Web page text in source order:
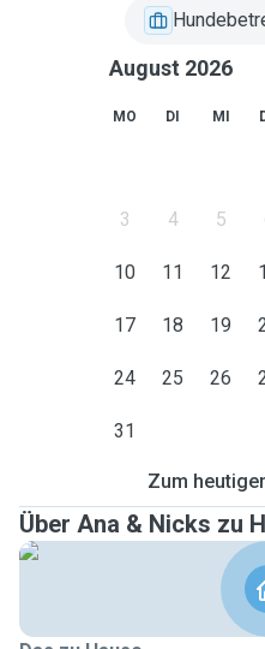
August 2026
MO DI MI
3 4 5
10 11 12
17 18 19
24 25 26
31
Zum
Über Ana & Nicks zu